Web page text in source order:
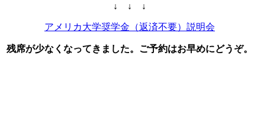
↓ ↓ ↓
アメリカ大学奨学金（返済不要）説明会
残席が少なくなってきました。ご予約はお早めにどうぞ。